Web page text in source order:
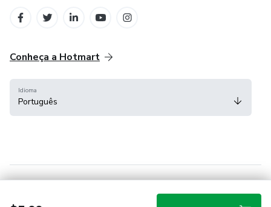
Conheça a Hotmart
Idioma
Português